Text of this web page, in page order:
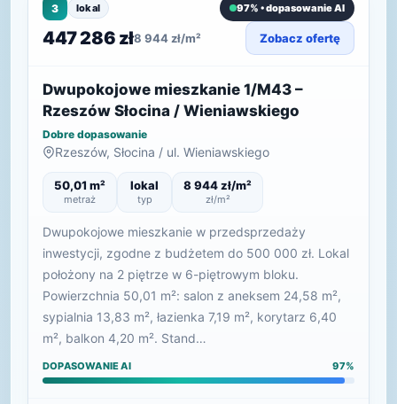
3 lokal 97% • dopasowanie AI
447 286 zł8 944 zł/m² Zobacz ofertę
Dwupokojowe mieszkanie 1/M43 –
Rzeszów Słocina / Wieniawskiego
Dobre dopasowanie
Rzeszów, Słocina / ul. Wieniawskiego
50,01 m²
metraż
lokal
typ
8 944 zł/m²
zł/m²
Dwupokojowe mieszkanie w przedsprzedaży
inwestycji, zgodne z budżetem do 500 000 zł. Lokal
położony na 2 piętrze w 6-piętrowym bloku.
Powierzchnia 50,01 m²: salon z aneksem 24,58 m²,
sypialnia 13,83 m², łazienka 7,19 m², korytarz 6,40
m², balkon 4,20 m². Stand…
DOPASOWANIE AI 97%